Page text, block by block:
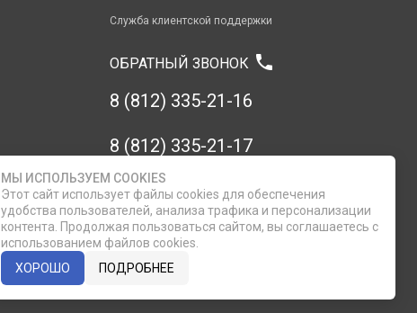
Служба клиентской поддержки
ОБРАТНЫЙ ЗВОНОК phone
8 (812) 335-21-16
8 (812) 335-21-17
7 (911) 947-43-48
МЫ ИСПОЛЬЗУЕМ COOKIES
Этот сайт использует файлы cookies для обеспечения
удобства пользователей, анализа трафика и персонализации
контента. Продолжая пользоваться сайтом, вы соглашаетесь с
использованием файлов cookies.
ХОРОШО
ПОДРОБНЕЕ